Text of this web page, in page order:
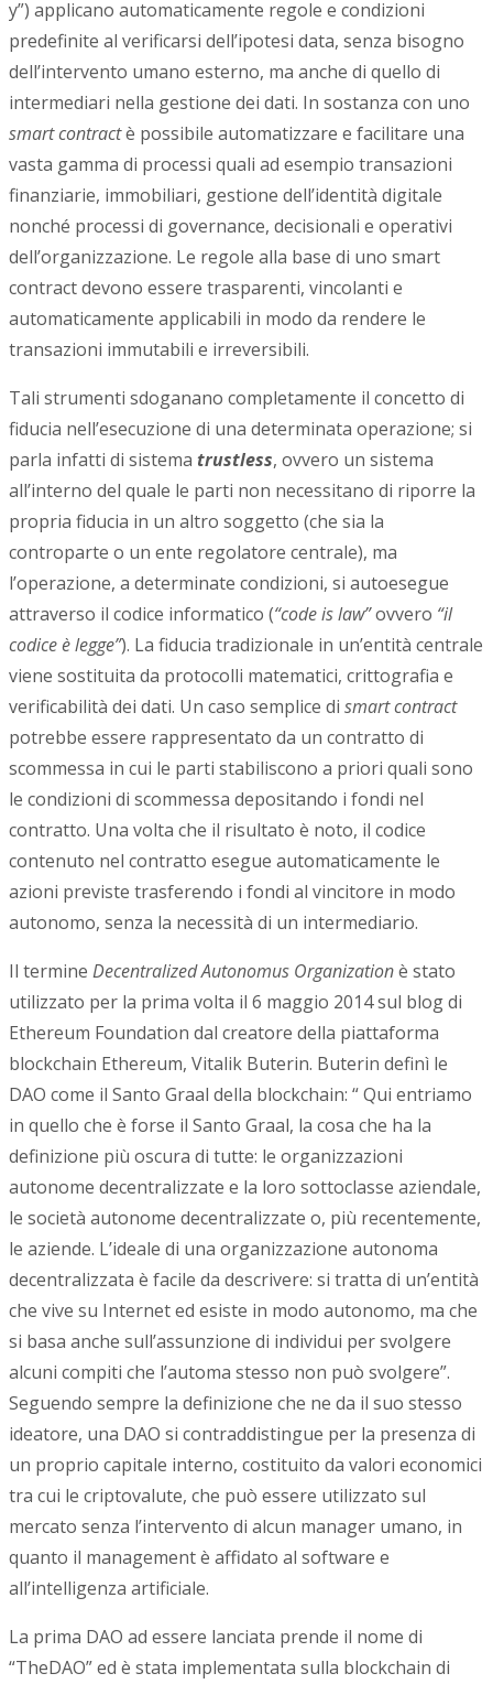
y”) applicano automaticamente regole e condizioni
predefinite al verificarsi dell’ipotesi data, senza bisogno
dell’intervento umano esterno, ma anche di quello di
intermediari nella gestione dei dati. In sostanza con uno
smart contractè possibile automatizzare e facilitare una
vasta gamma di processi quali ad esempio transazioni
finanziarie, immobiliari, gestione dell’identità digitale
nonché processi di governance, decisionali e operativi
dell’organizzazione. Le regole alla base di uno smart
contract devono essere trasparenti, vincolanti e
automaticamente applicabili in modo da rendere le
transazioni immutabili e irreversibili.
Tali strumenti sdoganano completamente il concetto di
fiducia nell’esecuzione di una determinata operazione; si
parla infatti di sistema trustless, ovvero un sistema
all’interno del quale le parti non necessitano di riporre la
propria fiducia in un altro soggetto (che sia la
controparte o un ente regolatore centrale), ma
l’operazione, a determinate condizioni, si autoesegue
attraverso il codice informatico (“code is law”ovvero “il
codice è legge”). La fiducia tradizionale in un’entità centrale
viene sostituita da protocolli matematici, crittografia e
verificabilità dei dati. Un caso semplice di smart contract
potrebbe essere rappresentato da un contratto di
scommessa in cui le parti stabiliscono a priori quali sono
le condizioni di scommessa depositando i fondi nel
contratto. Una volta che il risultato è noto, il codice
contenuto nel contratto esegue automaticamente le
azioni previste trasferendo i fondi al vincitore in modo
autonomo, senza la necessità di un intermediario.
Il termine Decentralized Autonomus Organizationè stato
utilizzato per la prima volta il 6 maggio 2014 sul blog di
Ethereum Foundation dal creatore della piattaforma
blockchain Ethereum, Vitalik Buterin. Buterin definì le
DAO come il Santo Graal della blockchain: “ Qui entriamo
in quello che è forse il Santo Graal, la cosa che ha la
definizione più oscura di tutte: le organizzazioni
autonome decentralizzate e la loro sottoclasse aziendale,
le società autonome decentralizzate o, più recentemente,
le aziende. L’ideale di una organizzazione autonoma
decentralizzata è facile da descrivere: si tratta di un’entità
che vive su Internet ed esiste in modo autonomo, ma che
si basa anche sull’assunzione di individui per svolgere
alcuni compiti che l’automa stesso non può svolgere”.
Seguendo sempre la definizione che ne da il suo stesso
ideatore, una DAO si contraddistingue per la presenza di
un proprio capitale interno, costituito da valori economici
tra cui le criptovalute, che può essere utilizzato sul
mercato senza l’intervento di alcun manager umano, in
quanto il management è affidato al software e
all’intelligenza artificiale.
La prima DAO ad essere lanciata prende il nome di
“TheDAO” ed è stata implementata sulla blockchain di